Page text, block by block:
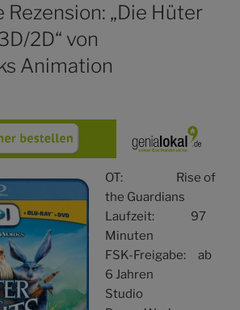
Rezension: „Die Hüter
2D“ von
Animation
OT: Rise of
the Guardians
Laufzeit: 97
Minuten
FSK-Freigabe: ab
6 Jahren
Studio